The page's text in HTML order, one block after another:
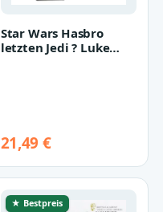
Star Wars Hasbro
letzten Jedi ? Luke
21,49 €
★ Bestpreis